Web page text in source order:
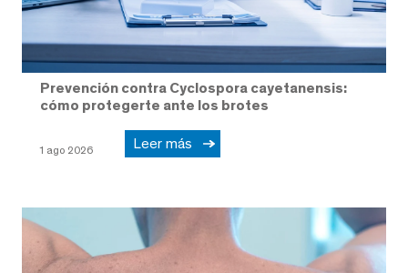
Prevención contra Cyclospora cayetanensis:
cómo protegerte ante los brotes
1 ago 2026 Leer más